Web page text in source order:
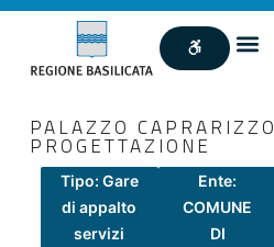
PALAZZO CAPRARIZZO
PROGETTAZIONE
Tipo: Gare
di appalto
servizi
Ente:
COMUNE
DI